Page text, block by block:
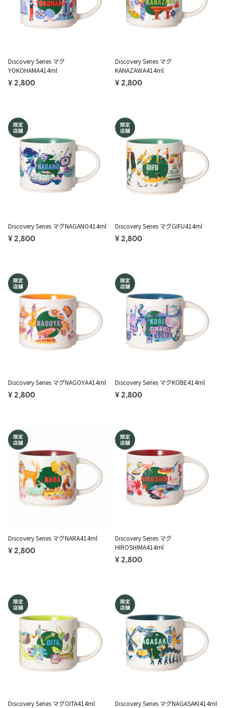
Discovery Series マグ
YOKOHAMA414ml
¥ 2,800
Discovery Series マグ
KANAZAWA414ml
¥ 2,800
Discovery Series マグNAGANO414ml
¥ 2,800
Discovery Series マグGIFU414ml
¥ 2,800
Discovery Series マグNAGOYA414ml
¥ 2,800
Discovery Series マグKOBE414ml
¥ 2,800
Discovery Series マグNARA414ml
¥ 2,800
Discovery Series マグ
HIROSHIMA414ml
¥ 2,800
Discovery Series マグOITA414ml Discovery Series マグNAGASAKI414ml